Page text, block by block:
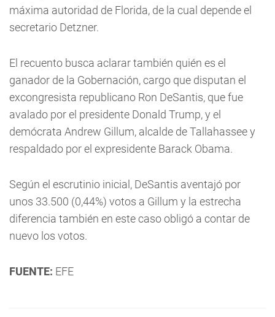
máxima autoridad de Florida, de la cual depende el
secretario Detzner.
El recuento busca aclarar también quién es el
ganador de la Gobernación, cargo que disputan el
excongresista republicano Ron DeSantis, que fue
avalado por el presidente Donald Trump, y el
demócrata Andrew Gillum, alcalde de Tallahassee y
respaldado por el expresidente Barack Obama.
Según el escrutinio inicial, DeSantis aventajó por
unos 33.500 (0,44%) votos a Gillum y la estrecha
diferencia también en este caso obligó a contar de
nuevo los votos.
FUENTE: EFE